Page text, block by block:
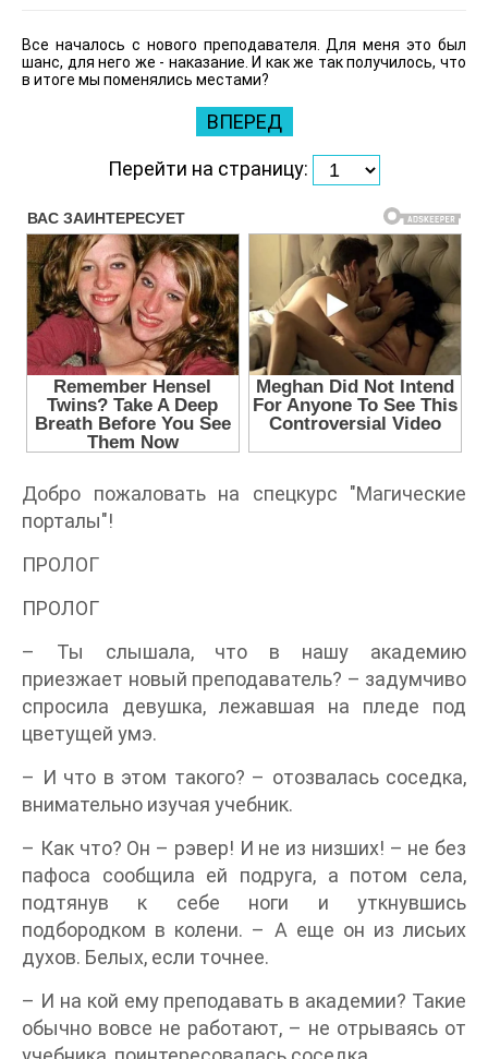
Все началось с нового преподавателя. Для меня это был
шанс, для него же - наказание. И как же так получилось, что
в итоге мы поменялись местами?
ВПЕРЕД
Перейти на страницу:
Добро пожаловать на спецкурс "Магические
порталы"!
ПРОЛОГ
ПРОЛОГ
– Ты слышала, что в нашу академию
приезжает новый преподаватель? – задумчиво
спросила девушка, лежавшая на пледе под
цветущей умэ.
– И что в этом такого? – отозвалась соседка,
внимательно изучая учебник.
– Как что? Он – рэвер! И не из низших! – не без
пафоса сообщила ей подруга, а потом села,
подтянув к себе ноги и уткнувшись
подбородком в колени. – А еще он из лисьих
духов. Белых, если точнее.
– И на кой ему преподавать в академии? Такие
обычно вовсе не работают, – не отрываясь от